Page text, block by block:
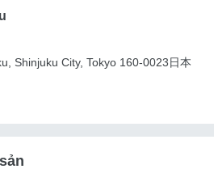
Shinjuku City, Tokyo 160-0023日本